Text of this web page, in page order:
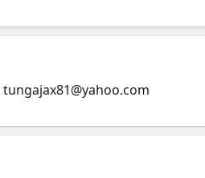
tungajax81@yahoo.com